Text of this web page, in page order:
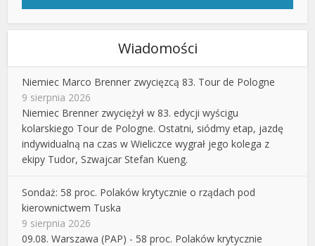
Wiadomości
Niemiec Marco Brenner zwycięzcą 83. Tour de Pologne
9 sierpnia 2026
Niemiec Brenner zwyciężył w 83. edycji wyścigu
kolarskiego Tour de Pologne. Ostatni, siódmy etap, jazdę
indywidualną na czas w Wieliczce wygrał jego kolega z
ekipy Tudor, Szwajcar Stefan Kueng.
Sondaż: 58 proc. Polaków krytycznie o rządach pod
kierownictwem Tuska
9 sierpnia 2026
09.08. Warszawa (PAP) - 58 proc. Polaków krytycznie